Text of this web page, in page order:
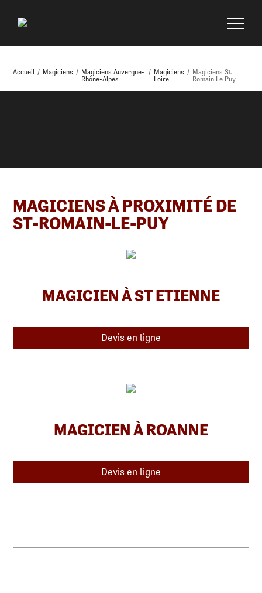
Accueil / Magiciens / Magiciens Auvergne-
Rhône-Alpes
/ Magiciens
Loire
/ Magiciens St
Romain Le Puy
MAGICIENS À PROXIMITÉ DE
ST-ROMAIN-LE-PUY
MAGICIEN À ST ETIENNE
Devis en ligne
MAGICIEN À ROANNE
Devis en ligne